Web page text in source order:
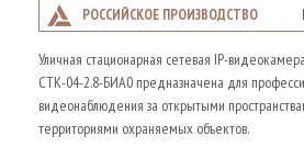
РОССИЙСКОЕ ПРОИЗВОДСТВО
Уличная стационарная сетевая IP-
СТК-04-2.8-БИА0 предназначена для
видеонаблюдения за открытыми
территориями охраняемых объектов.